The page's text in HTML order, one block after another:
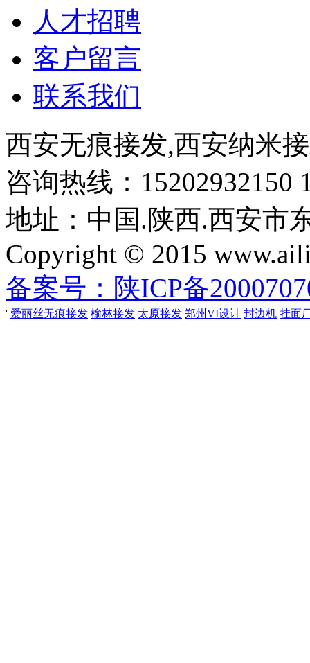
人才招聘
客户留言
联系我们
西安无痕接发,西安纳米
咨询热线：15202932150
地址：中国.陕西.西安市
Copyright © 2015
备案号：陕ICP备
' 爱丽丝无痕接发 榆林接发 太原接发 郑州VI设计 封边机 挂面